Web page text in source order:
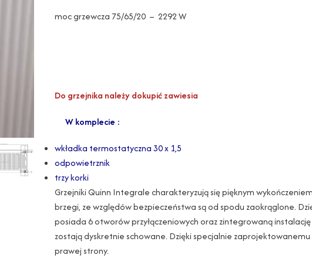
moc grzewcza 75/65/20 – 2292 W
Do grzejnika należy dokupić zawiesia
W komplecie :
wkładka termostatyczna 30 x 1,5
odpowietrznik
trzy korki
Grzejniki Quinn Integrale charakteryzują się pięknym
brzegi, ze względów bezpieczeństwa są od spodu zaokrąglone.
posiada 6 otworów przyłączeniowych oraz zintegrowaną
zostają dyskretnie schowane. Dzięki specjalnie
prawej strony.